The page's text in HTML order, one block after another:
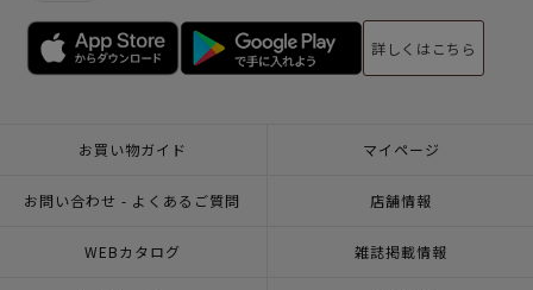
詳しくはこちら
お買い物ガイド マイページ
お問い合わせ - よくあるご質問 店舗情報
WEBカタログ 雑誌掲載情報